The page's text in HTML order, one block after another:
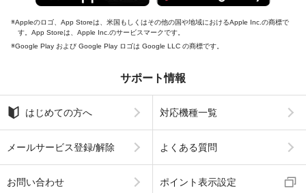
Appleのロゴ、App Storeは、米国もしくはその他の国や地域におけるApple Inc.の商標で
す。App Storeは、Apple Inc.のサービスマークです。
Google Play および Google Play ロゴは Google LLC の商標です。
サポート情報
はじめての方へ 対応機種一覧
メールサービス登録/解除 よくある質問
お問い合わせ ポイント表示設定